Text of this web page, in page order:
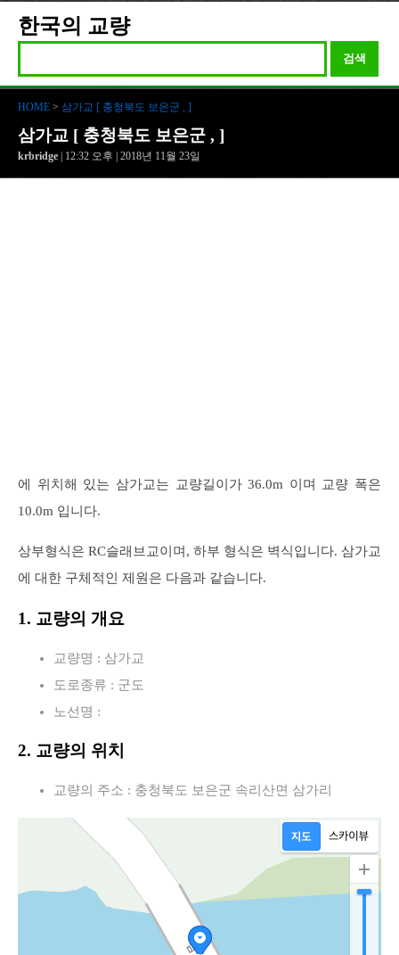
한국의 교량
검색
HOME > 삼가교 [ 충청북도 보은군 , ]
삼가교 [ 충청북도 보은군 , ]
krbridge | 12:32 오후 | 2018년 11월 23일
에 위치해 있는 삼가교는 교량길이가 36.0m 이며 교량 폭은
10.0m 입니다.
상부형식은 RC슬래브교이며, 하부 형식은 벽식입니다. 삼가교
에 대한 구체적인 제원은 다음과 같습니다.
1. 교량의 개요
교량명 : 삼가교
도로종류 : 군도
노선명 :
2. 교량의 위치
교량의 주소 : 충청북도 보은군 속리산면 삼가리